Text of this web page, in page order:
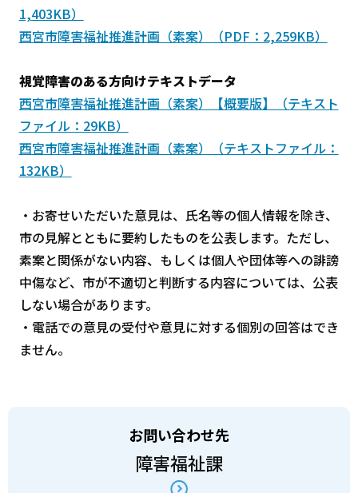
1,403KB）
西宮市障害福祉推進計画（素案）（PDF：2,259KB）
視覚障害のある方向けテキストデータ
西宮市障害福祉推進計画（素案）【概要版】（テキスト
ファイル：29KB）
西宮市障害福祉推進計画（素案）（テキストファイル：
132KB）
・お寄せいただいた意見は、氏名等の個人情報を除き、
市の見解とともに要約したものを公表します。ただし、
素案と関係がない内容、もしくは個人や団体等への誹謗
中傷など、市が不適切と判断する内容については、公表
しない場合があります。
・電話での意見の受付や意見に対する個別の回答はでき
ません。
お問い合わせ先
障害福祉課